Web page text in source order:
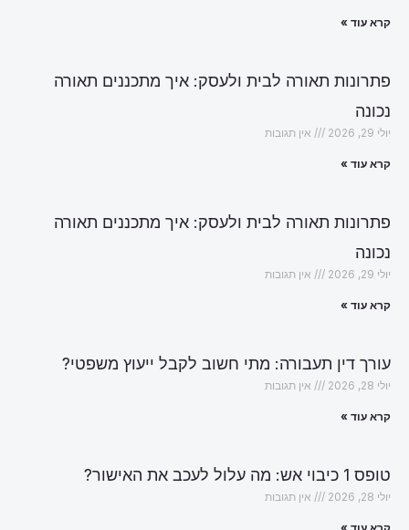
קרא עוד »
פתרונות תאורה לבית ולעסק: איך מתכננים תאורה
נכונה
יולי 29, 2026 אין תגובות
קרא עוד »
פתרונות תאורה לבית ולעסק: איך מתכננים תאורה
נכונה
יולי 29, 2026 אין תגובות
קרא עוד »
עורך דין תעבורה: מתי חשוב לקבל ייעוץ משפטי?
יולי 28, 2026 אין תגובות
קרא עוד »
טופס 1 כיבוי אש: מה עלול לעכב את האישור?
יולי 28, 2026 אין תגובות